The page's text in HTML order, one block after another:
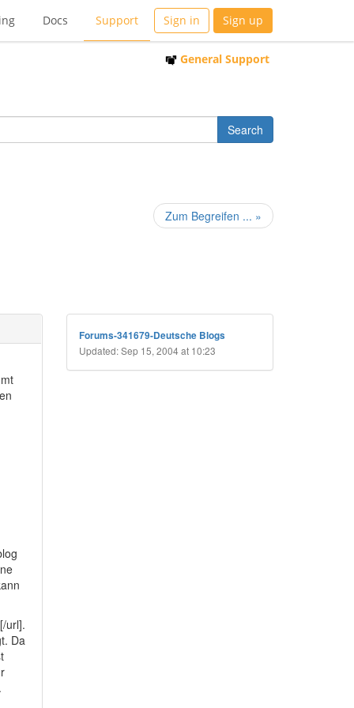
Docs Support Sign in Sign up
General Support
Zum Begreifen ... »
url].
Da
Forums-341679-Deutsche Blogs
Updated: Sep 15, 2004 at 10:23